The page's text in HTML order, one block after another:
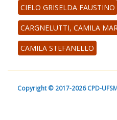
CIELO GRISELDA FAUSTINO
CARGNELUTTI, CAMILA
CAMILA STEFANELLO
Copyright © 2017-2026 CPD-